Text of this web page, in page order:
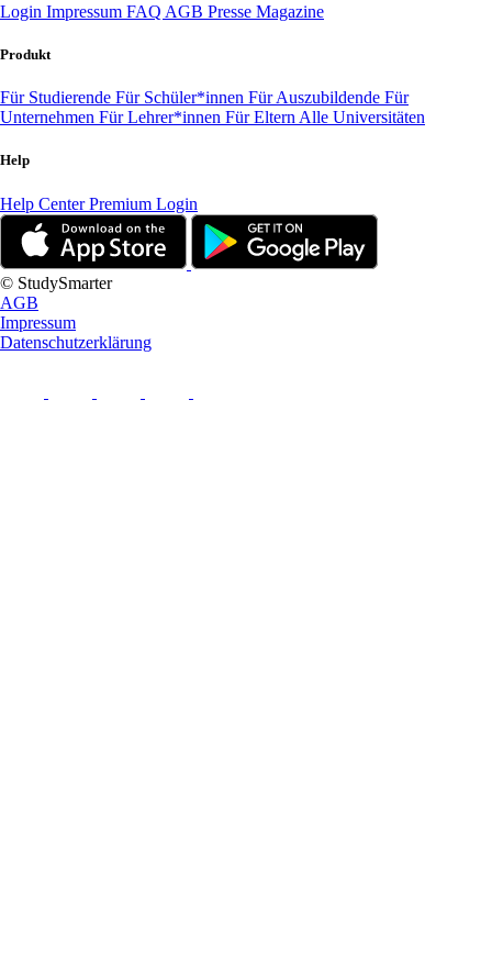
Login Impressum FAQ AGB Presse Magazine
Produkt
Für Studierende Für Schüler*innen Für Auszubildende Für
Unternehmen Für Lehrer*innen Für Eltern Alle Universitäten
Help
Help CenterPremium Login
© StudySmarter
AGB
Impressum
Datenschutzerklärung